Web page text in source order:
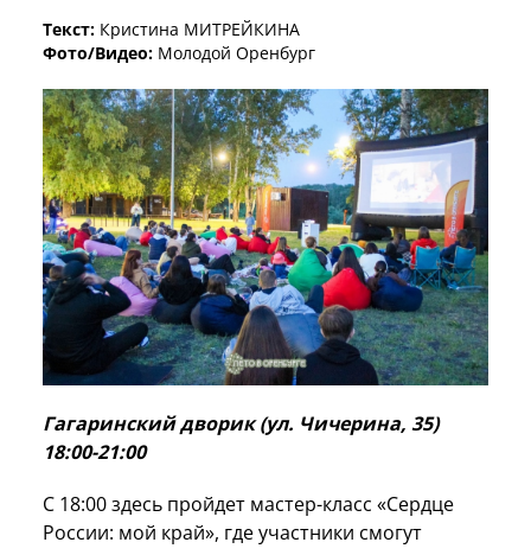
Текст: Кристина МИТРЕЙКИНА
Фото/Видео: Молодой Оренбург
Гагаринский дворик (ул. Чичерина, 35)
18:00-21:00
С 18:00 здесь пройдет мастер-класс «Сердце
России: мой край», где участники смогут